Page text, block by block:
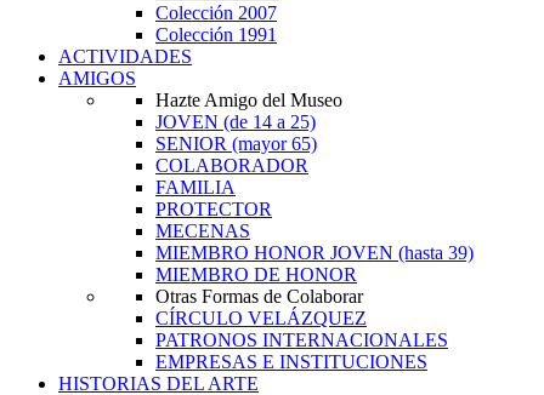
Colección 2007
Colección 1991
ACTIVIDADES
AMIGOS
Hazte Amigo del Museo
JOVEN (de 14 a 25)
SENIOR (mayor 65)
COLABORADOR
FAMILIA
PROTECTOR
MECENAS
MIEMBRO HONOR JOVEN (hasta 39)
MIEMBRO DE HONOR
Otras Formas de Colaborar
CÍRCULO VELÁZQUEZ
PATRONOS INTERNACIONALES
EMPRESAS E INSTITUCIONES
HISTORIAS DEL ARTE